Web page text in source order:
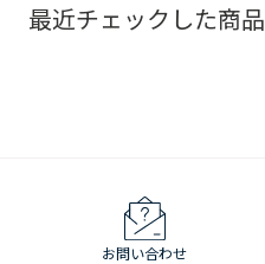
最近チェックした商品
お問い合わせ